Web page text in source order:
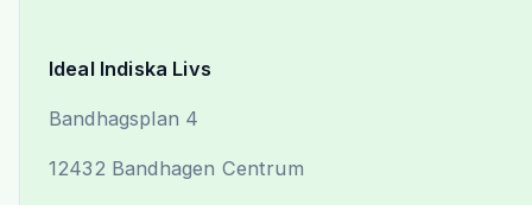
Ideal Indiska Livs
Bandhagsplan 4
12432 Bandhagen Centrum